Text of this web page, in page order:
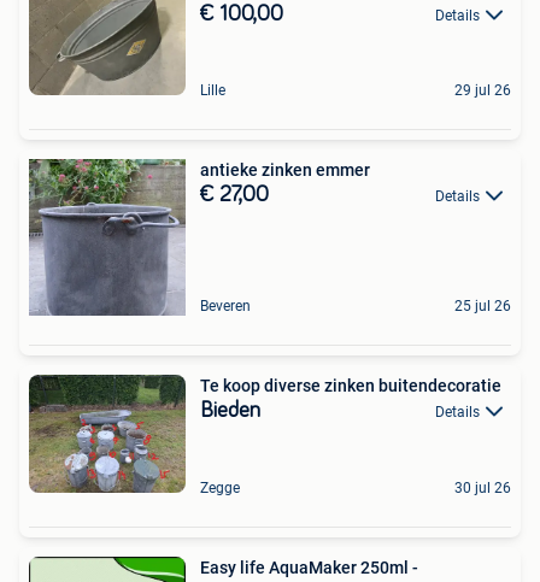
€ 100,00 Details
Lille 29 jul 26
antieke zinken emmer
€ 27,00 Details
Beveren 25 jul 26
Te koop diverse zinken buitendecoratie
Bieden Details
Zegge 30 jul 26
Easy life AquaMaker 250ml -